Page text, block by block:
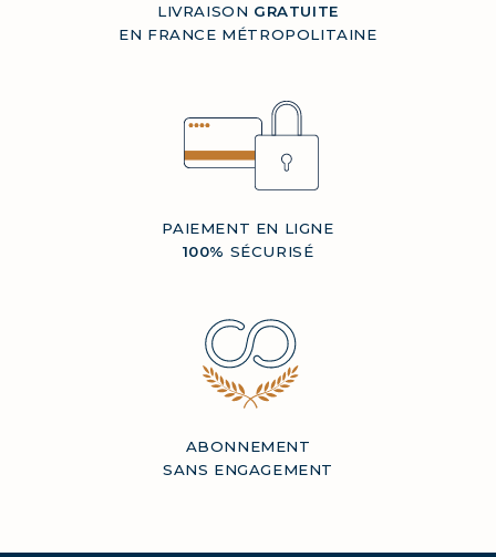
LIVRAISON GRATUITE
EN FRANCE MÉTROPOLITAINE
PAIEMENT EN LIGNE
100% SÉCURISÉ
ABONNEMENT
SANS ENGAGEMENT